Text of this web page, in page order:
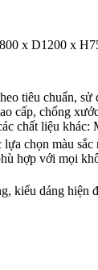
x D1200 x
tiêu chuẩn,
cấp, chống
chất liệu
chọn màu sắc
hợp với mọi
kiểu dáng hiện